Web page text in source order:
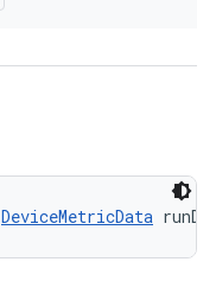
DeviceMetricData